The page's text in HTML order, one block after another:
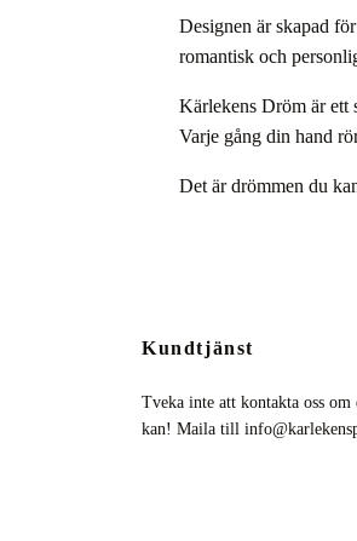
Designen är skapad
romantisk och
Kärlekens Dröm är ett
Varje gång din hand
Det är drömmen du
Kundtjänst
Tveka inte att kontakta oss
kan! Maila till